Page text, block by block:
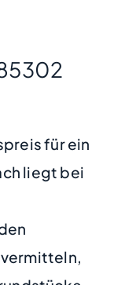
für ein
liegt bei